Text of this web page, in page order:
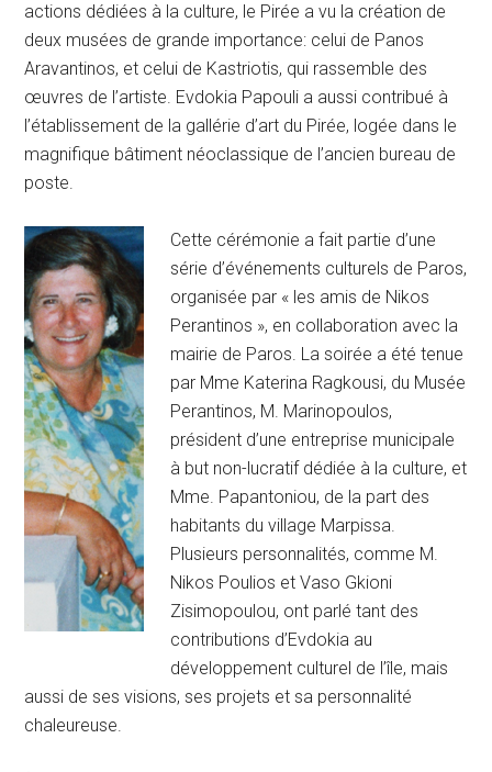
actions dédiées à la culture, le Pirée a vu la création de
deux musées de grande importance: celui de Panos
Aravantinos, et celui de Kastriotis, qui rassemble des
œuvres de l’artiste. Evdokia Papouli a aussi contribué à
l’établissement de la gallérie d’art du Pirée, logée dans le
magnifique bâtiment néoclassique de l’ancien bureau de
poste.
Cette cérémonie a fait partie d’une
série d’événements culturels de Paros,
organisée par « les amis de Nikos
Perantinos », en collaboration avec la
mairie de Paros. La soirée a été tenue
par Mme Katerina Ragkousi, du Musée
Perantinos, M. Marinopoulos,
président d’une entreprise municipale
à but non-lucratif dédiée à la culture, et
Mme. Papantoniou, de la part des
habitants du village Marpissa.
Plusieurs personnalités, comme M.
Nikos Poulios et Vaso Gkioni
Zisimopoulou, ont parlé tant des
contributions d’Evdokia au
développement culturel de l’île, mais
aussi de ses visions, ses projets et sa personnalité
chaleureuse.